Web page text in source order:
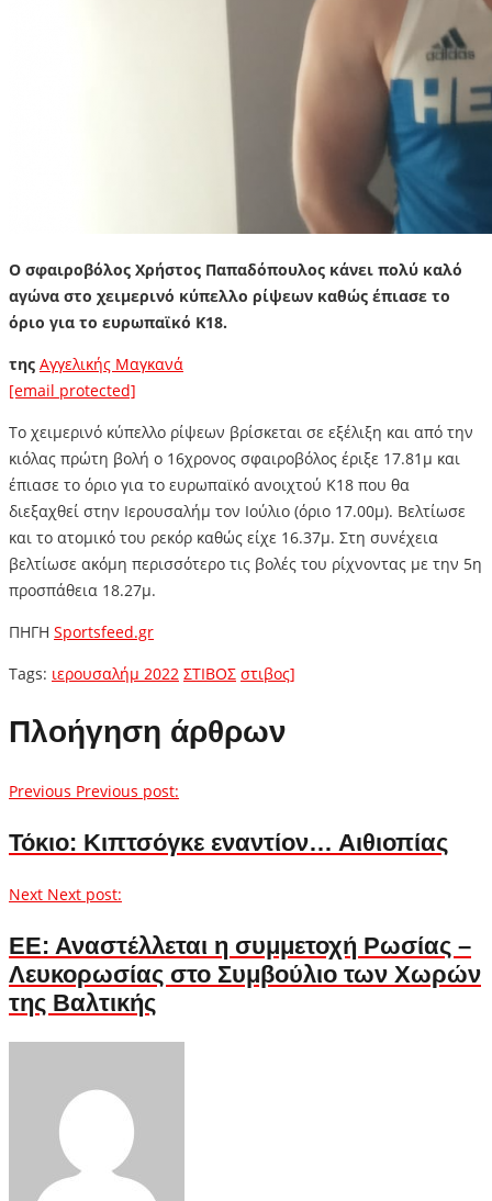
Ο σφαιροβόλος Χρήστος Παπαδόπουλος κάνει πολύ καλό
αγώνα στο χειμερινό κύπελλο ρίψεων καθώς έπιασε το
όριο για το ευρωπαϊκό Κ18.
της Αγγελικής Μαγκανά
[email protected]
Το χειμερινό κύπελλο ρίψεων βρίσκεται σε εξέλιξη και από την
κιόλας πρώτη βολή ο 16χρονος σφαιροβόλος έριξε 17.81μ και
έπιασε το όριο για το ευρωπαϊκό ανοιχτού Κ18 που θα
διεξαχθεί στην Ιερουσαλήμ τον Ιούλιο (όριο 17.00μ). Βελτίωσε
και το ατομικό του ρεκόρ καθώς είχε 16.37μ. Στη συνέχεια
βελτίωσε ακόμη περισσότερο τις βολές του ρίχνοντας με την 5η
προσπάθεια 18.27μ.
ΠΗΓΗ Sportsfeed.gr
Tags: ιερουσαλήμ 2022 ΣΤΙΒΟΣ στιβος]
Πλοήγηση άρθρων
Previous Previous post:
Τόκιο: Κιπτσόγκε εναντίον… Αιθιοπίας
Next Next post:
ΕΕ: Αναστέλλεται η συμμετοχή Ρωσίας –
Λευκορωσίας στο Συμβούλιο των Χωρών
της Βαλτικής